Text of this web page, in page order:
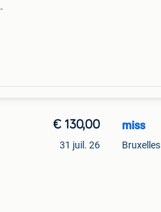
€ 130,00
31 juil. 26
miss
Bruxelles